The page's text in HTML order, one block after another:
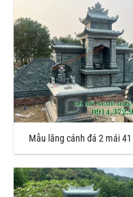
Mẫu lăng cánh đá 2 mái 41